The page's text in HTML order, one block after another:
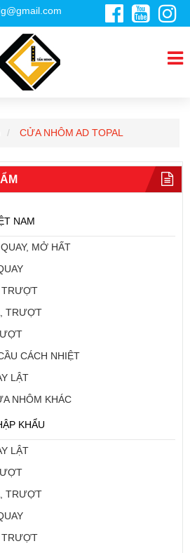
CỬA NHÔM AD TOPAL
NAM
MỞ HẤT
TRƯỢT
TRƯỢT
CÁCH NHIỆT
LẬT
NHÔM KHÁC
KHẨU
LẬT
TRƯỢT
TRƯỢT